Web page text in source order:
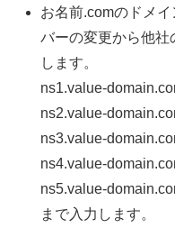
お名前.comのドメ
バーの変更から他社
します。
ns1.value-
ns2.value-
ns3.value-
ns4.value-
ns5.value-
まで入力します。